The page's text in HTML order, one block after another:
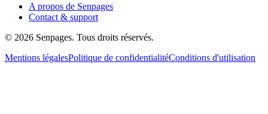
A propos de Senpages
Contact & support
© 2026 Senpages. Tous droits réservés.
Mentions légalesPolitique de confidentialitéConditions d'utilisation